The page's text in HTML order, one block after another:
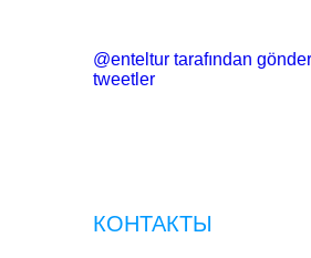
@enteltur tarafından
tweetler
КОНТАКТЫ